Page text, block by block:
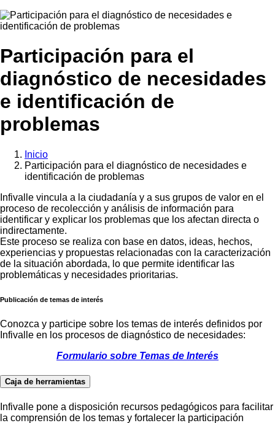
Participación para el
diagnóstico de necesidades
e identificación de
problemas
Sobrescribir
de
ayuda
a
la
navegación
Inicio
Participación para el diagnóstico de necesidades e
identificación de problemas
Infivalle vincula a la ciudadanía y a sus grupos de valor en el
proceso de recolección y análisis de información para
identificar y explicar los problemas que los afectan directa o
indirectamente.
Este proceso se realiza con base en datos, ideas, hechos,
experiencias y propuestas relacionadas con la caracterización
de la situación abordada, lo que permite identificar las
problemáticas y necesidades prioritarias.
Publicación de temas de interés
Conozca y participe sobre los temas de interés definidos por
Infivalle en los procesos de diagnóstico de necesidades:
Formulario sobre Temas de Interés
Caja de herramientas
Infivalle pone a disposición recursos pedagógicos para facilitar
la comprensión de los temas y fortalecer la participación